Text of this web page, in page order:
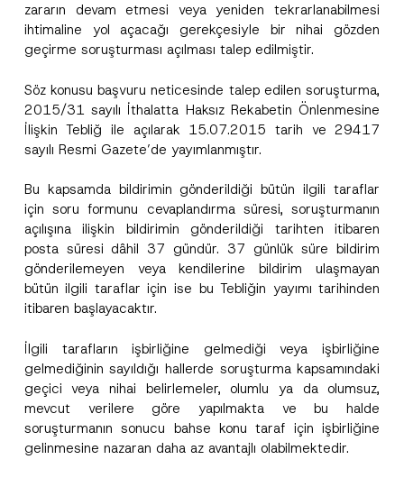
zararın devam etmesi veya yeniden tekrarlanabilmesi
ihtimaline yol açacağı gerekçesiyle bir nihai gözden
geçirme soruşturması açılması talep edilmiştir.
Söz konusu başvuru neticesinde talep edilen soruşturma,
2015/31 sayılı İthalatta Haksız Rekabetin Önlenmesine
İlişkin Tebliğ ile açılarak 15.07.2015 tarih ve 29417
sayılı Resmi Gazete’de yayımlanmıştır.
Bu kapsamda bildirimin gönderildiği bütün ilgili taraflar
için soru formunu cevaplandırma süresi, soruşturmanın
açılışına ilişkin bildirimin gönderildiği tarihten itibaren
posta süresi dâhil 37 gündür. 37 günlük süre bildirim
gönderilemeyen veya kendilerine bildirim ulaşmayan
bütün ilgili taraflar için ise bu Tebliğin yayımı tarihinden
itibaren başlayacaktır.
İlgili tarafların işbirliğine gelmediği veya işbirliğine
gelmediğinin sayıldığı hallerde soruşturma kapsamındaki
geçici veya nihai belirlemeler, olumlu ya da olumsuz,
mevcut verilere göre yapılmakta ve bu halde
soruşturmanın sonucu bahse konu taraf için işbirliğine
gelinmesine nazaran daha az avantajlı olabilmektedir.
Soyad*